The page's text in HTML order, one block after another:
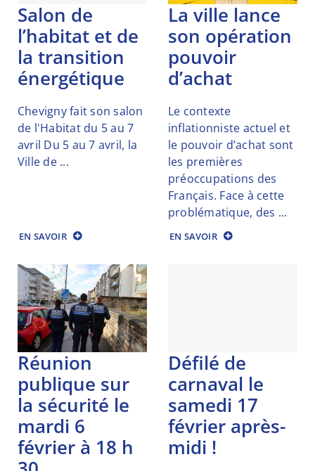
salon de
l’habitat et de
la transition
énergétique
Chevigny fait son salon
de l'Habitat du 5 au 7
avril Du 5 au 7 avril, la
Ville de ...
EN SAVOIR
la ville lance
son opération
pouvoir
d’achat
Le contexte
inflationniste actuel et
le pouvoir d’achat sont
les premières
préoccupations des
Français. Face à cette
problématique, des ...
EN SAVOIR
réunion
publique sur
la sécurité le
mardi 6
février à 18 h
défilé de
carnaval le
samedi 17
février après-
midi !